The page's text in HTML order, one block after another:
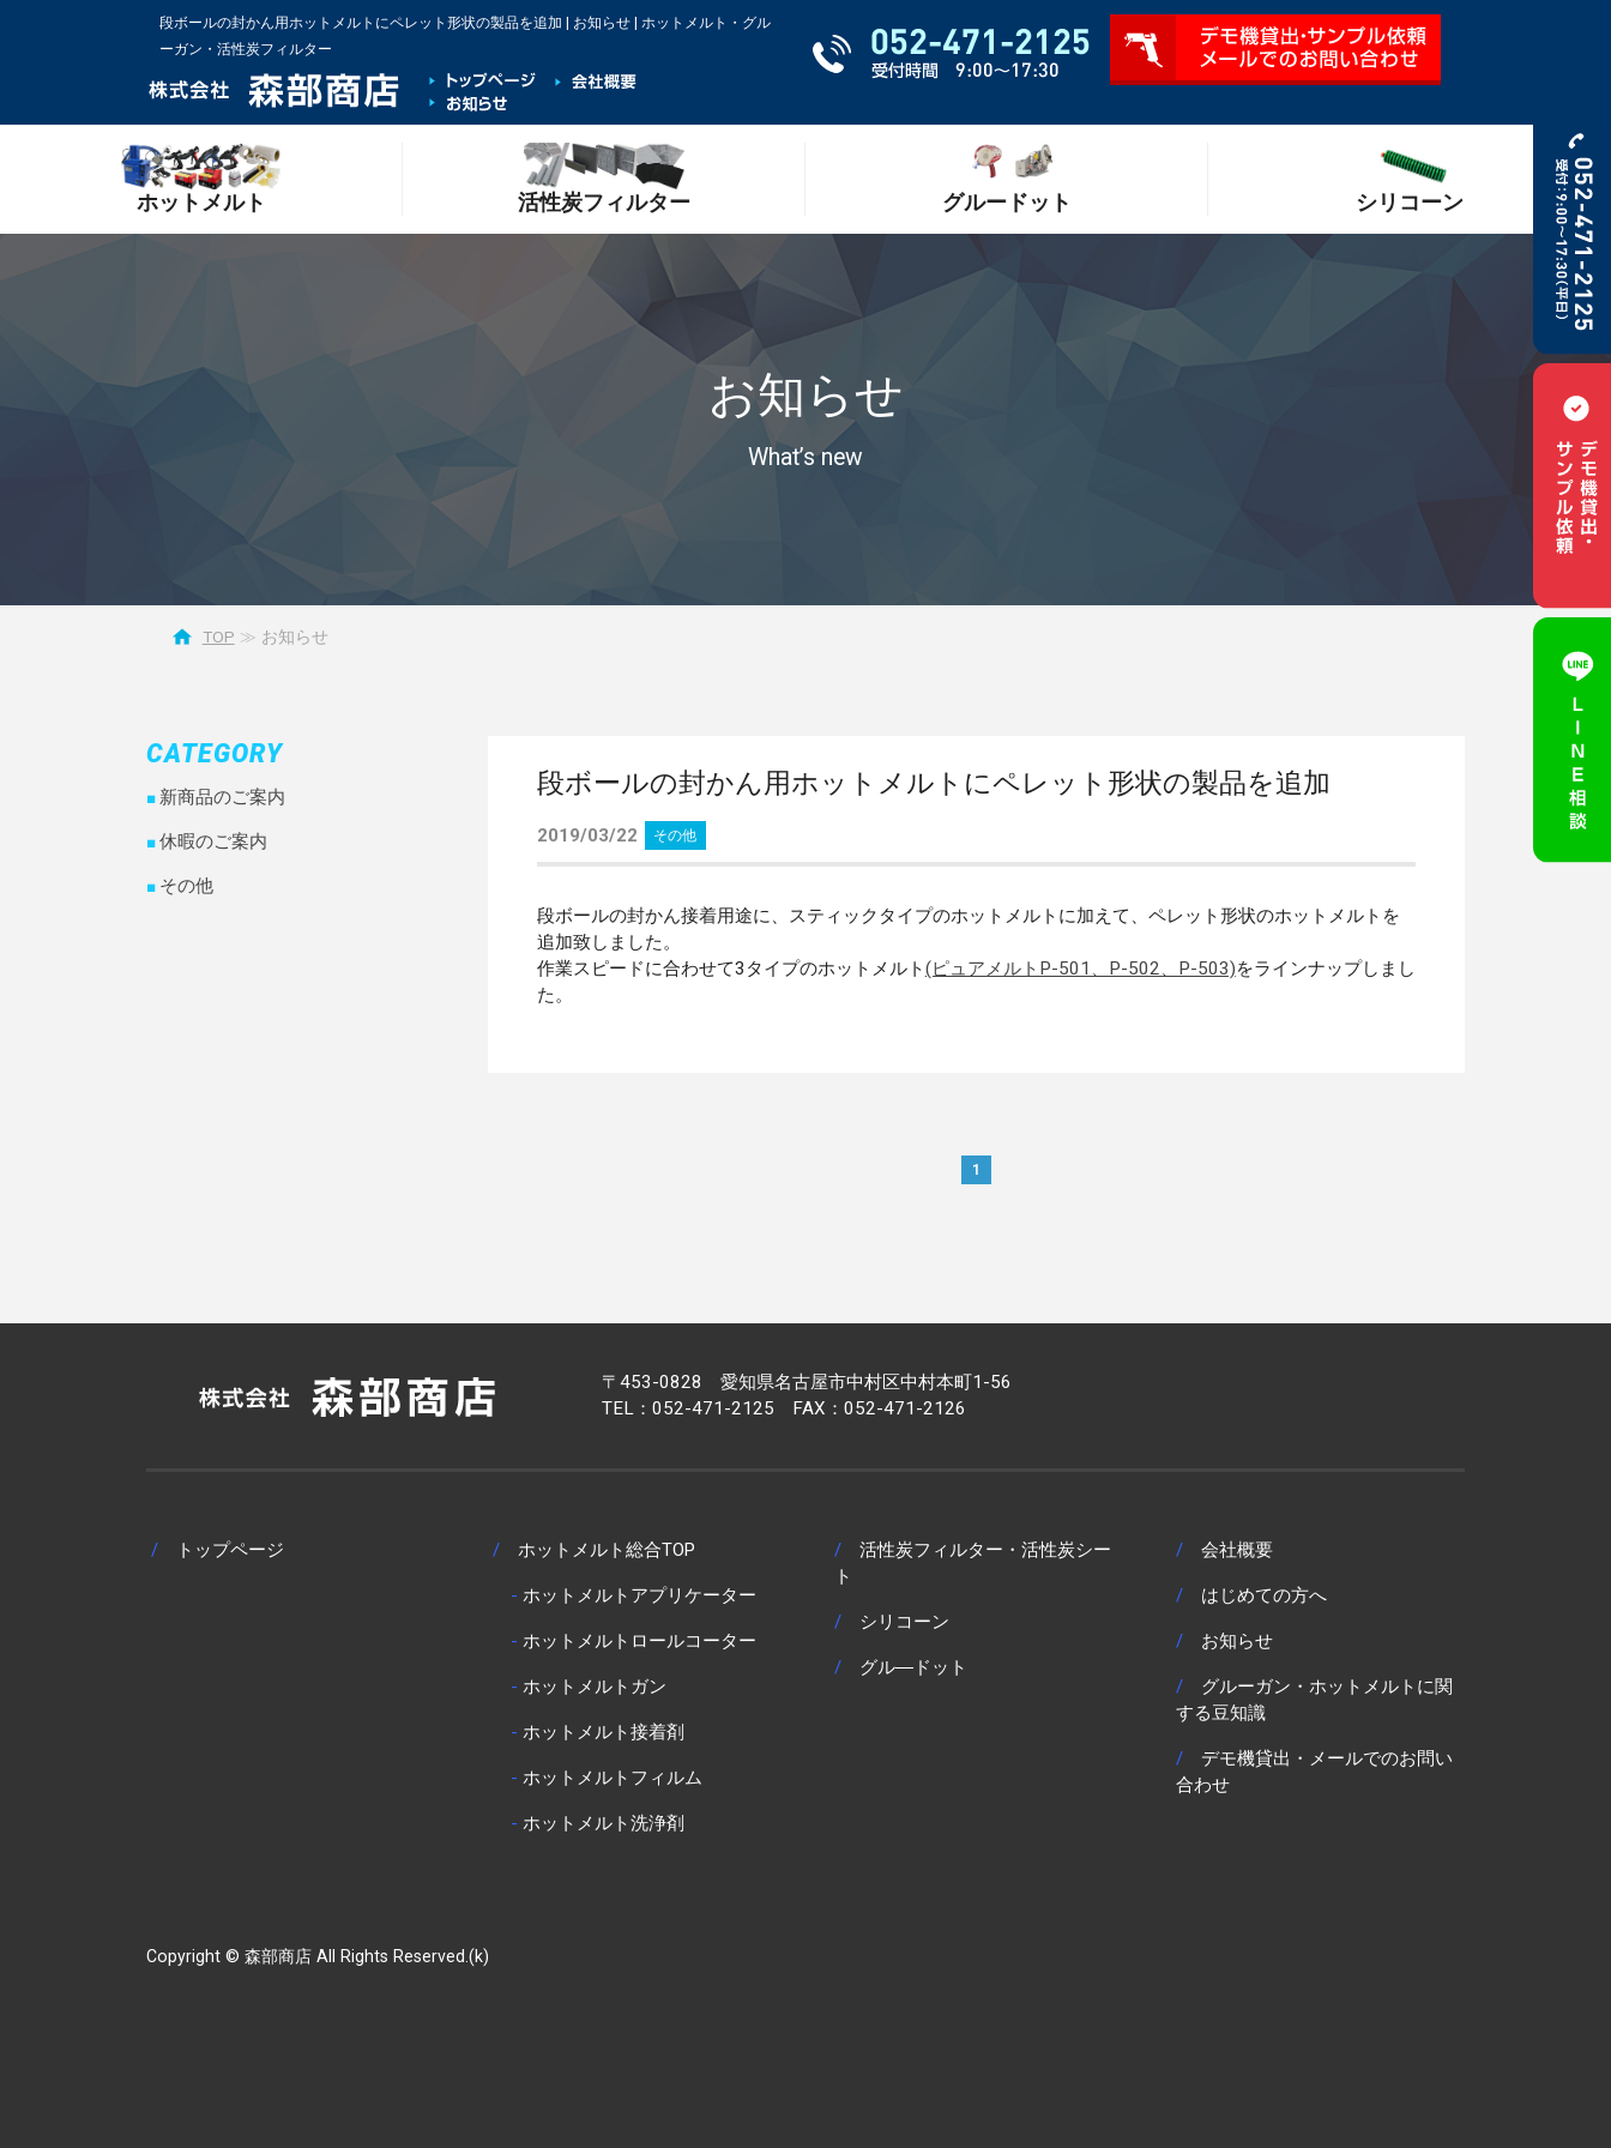
段ボールの封かん用ホットメルトにペレット形状の製品を追加 | お知らせ | ホットメルト・グル
ーガン・活性炭フィルター
ホットメルト 活性炭フィルター グルードット シリコーン
お知らせ
What’s new
TOP お知らせ
段ボールの封かん用ホットメルトにペレット形状の製品を追加
2019/03/22 その他
段ボールの封かん接着用途に、スティックタイプのホットメルトに加えて、ペレット形状のホットメルトを
追加致しました。
作業スピードに合わせて3タイプのホットメルト(ピュアメルトP-501、P-502、P-503)をラインナップしまし
た。
1
CATEGORY
新商品のご案内
休暇のご案内
その他
〒453-0828 愛知県名古屋市中村区中村本町1-56
TEL： 052-471-2125 FAX：052-471-2126
/ トップページ /ホットメルト総合TOP
-ホットメルトアプリケーター
-ホットメルトロールコーター
-ホットメルトガン
-ホットメルト接着剤
-ホットメルトフィルム
-ホットメルト洗浄剤
/活性炭フィルター・活性炭シー
ト
/ シリコーン
/ グル―ドット
/会社概要
/ はじめての方へ
/ お知らせ
/ グルーガン・ホットメルトに関
する豆知識
/ デモ機貸出・メールでのお問い
合わせ
Copyright © 森部商店 All Rights Reserved.(k)